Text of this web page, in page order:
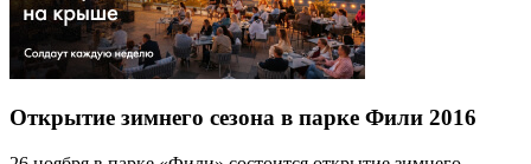
Открытие зимнего сезона в парке Фили 2016